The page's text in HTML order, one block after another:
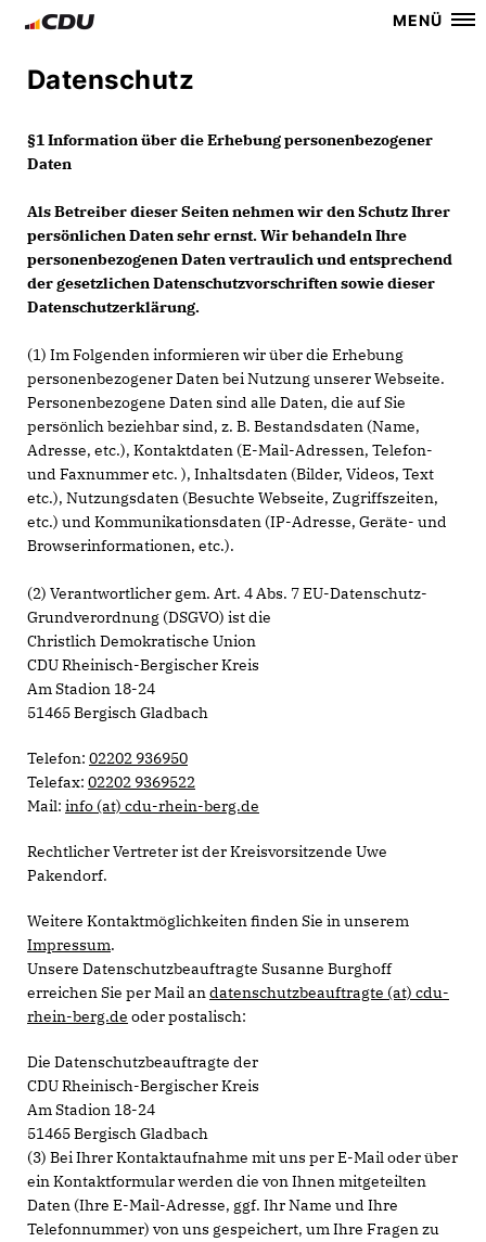
MENÜ
Datenschutz
§1 Information über die Erhebung personenbezogener
Daten
Als Betreiber dieser Seiten nehmen wir den Schutz Ihrer
persönlichen Daten sehr ernst. Wir behandeln Ihre
personenbezogenen Daten vertraulich und entsprechend
der gesetzlichen Datenschutzvorschriften sowie dieser
Datenschutzerklärung.
(1) Im Folgenden informieren wir über die Erhebung
personenbezogener Daten bei Nutzung unserer Webseite.
Personenbezogene Daten sind alle Daten, die auf Sie
persönlich beziehbar sind, z. B. Bestandsdaten (Name,
Adresse, etc.), Kontaktdaten (E-Mail-Adressen, Telefon-
und Faxnummer etc. ), Inhaltsdaten (Bilder, Videos, Text
etc.), Nutzungsdaten (Besuchte Webseite, Zugriffszeiten,
etc.) und Kommunikationsdaten (IP-Adresse, Geräte- und
Browserinformationen, etc.).
(2) Verantwortlicher gem. Art. 4 Abs. 7 EU-Datenschutz-
Grundverordnung (DSGVO) ist die
Christlich Demokratische Union
CDU Rheinisch-Bergischer Kreis
Am Stadion 18-24
51465 Bergisch Gladbach
Telefon: 02202 936950
Telefax: 02202 9369522
Mail: info (at) cdu-rhein-berg.de
Rechtlicher Vertreter ist der Kreisvorsitzende Uwe
Pakendorf.
Weitere Kontaktmöglichkeiten finden Sie in unserem
Impressum.
Unsere Datenschutzbeauftragte Susanne Burghoff
erreichen Sie per Mail andatenschutzbeauftragte (at) cdu-
rhein-berg.de oder postalisch:
Die Datenschutzbeauftragte der
CDU Rheinisch-Bergischer Kreis
Am Stadion 18-24
51465 Bergisch Gladbach
(3) Bei Ihrer Kontaktaufnahme mit uns per E-Mail oder über
ein Kontaktformular werden die von Ihnen mitgeteilten
Daten (Ihre E-Mail-Adresse, ggf. Ihr Name und Ihre
Telefonnummer) von uns gespeichert, um Ihre Fragen zu